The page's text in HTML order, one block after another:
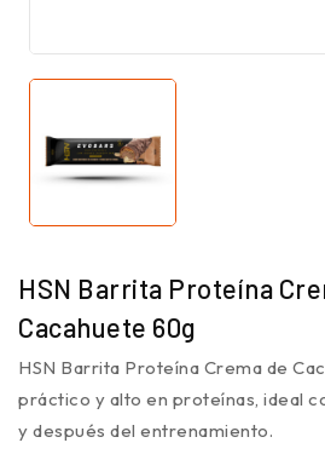
HSN Barrita Proteína
Cacahuete 60g
HSN Barrita Proteína Crema de
práctico y alto en proteínas, ideal
y después del entrenamiento.